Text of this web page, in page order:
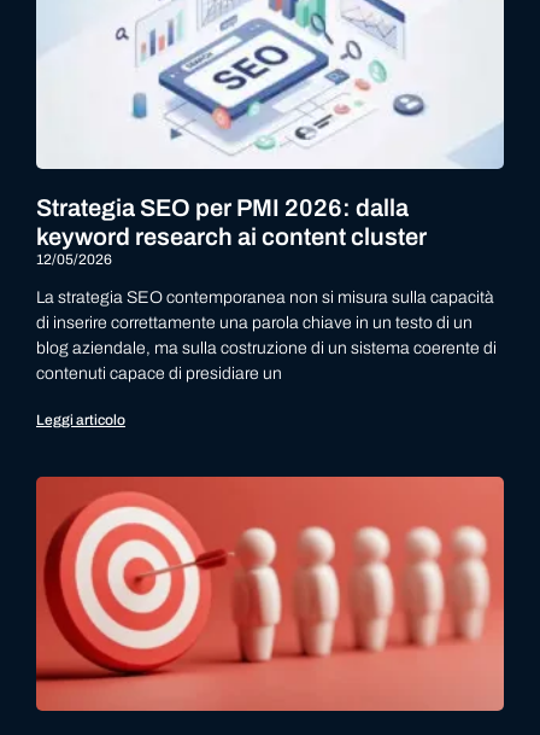
Strategia SEO per PMI 2026: dalla
keyword research ai content cluster
12/05/2026
La strategia SEO contemporanea non si misura sulla capacità
di inserire correttamente una parola chiave in un testo di un
blog aziendale, ma sulla costruzione di un sistema coerente di
contenuti capace di presidiare un
Leggi articolo